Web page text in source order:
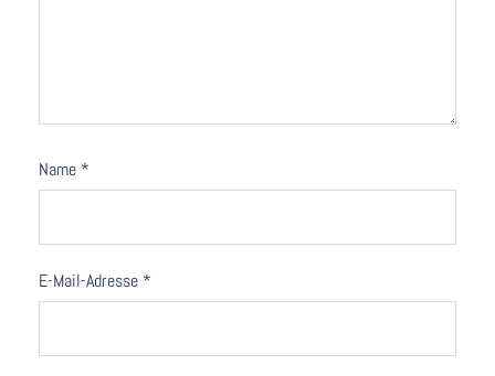
Name *
E-Mail-Adresse *